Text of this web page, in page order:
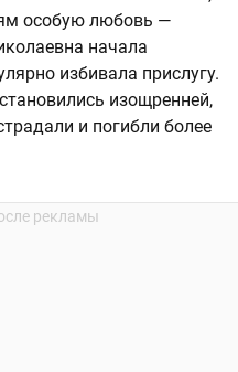
особую любовь —
начала
избивала прислугу.
изощренней,
и погибли более